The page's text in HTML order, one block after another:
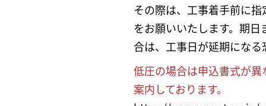
その際は、工事着手前に
をお願いいたします。期
合は、工事日が延期にな
低圧の場合は申込書式が
案内しております。